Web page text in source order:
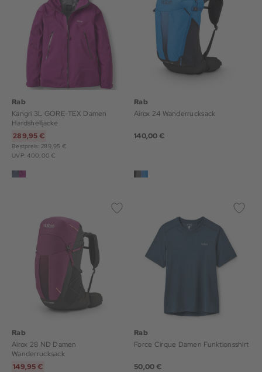
Rab
Kangri 3L GORE-TEX Damen
Hardshelljacke
289,95 €
Bestpreis: 289,95 €
UVP: 400,00 €
Rab
Airox 24 Wanderrucksack
140,00 €
Rab
Airox 28 ND Damen
Wanderrucksack
149,95 €
Rab
Force Cirque Damen Funktionsshirt
50,00 €